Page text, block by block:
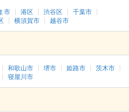
市 港区 渋谷区
千葉市
横須賀市 越谷市
和歌山市 堺市 姫路市
茨木市
寝屋川市